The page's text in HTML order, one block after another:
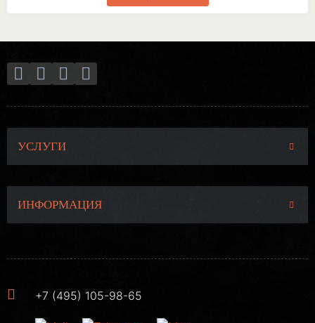
УСЛУГИ
ИНФОРМАЦИЯ
+7 (495) 105-98-65